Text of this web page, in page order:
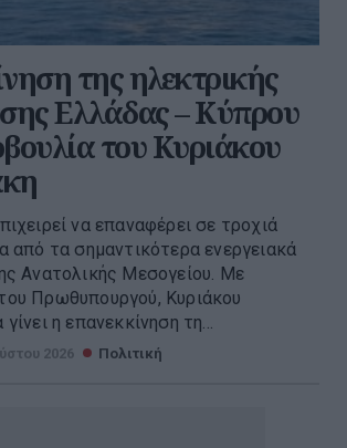
της ηλεκτρικής
Ελλάδας – Κύπρου
του Κυριάκου
να επαναφέρει σε τροχιά
από τα σημαντικότερα ενεργειακά
Ανατολικής Μεσογείου. Με
Πρωθυπουργού, Κυριάκου
η επανεκκίνηση τη...
2026 Πολιτική